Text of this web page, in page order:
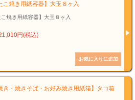
こ焼き用紙容器】大玉８ヶ入
こ焼き用紙容器】大玉８ヶ入
円(税込)
き・焼きそば・お好み焼き用紙箱】タコ箱